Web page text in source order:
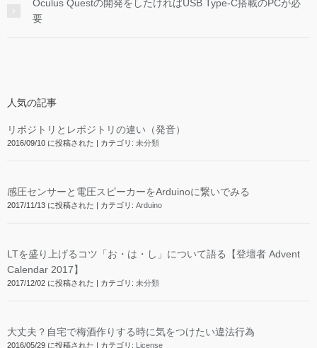
Oculus Questの開発をしたければUSB Type-C搭載のPCが必
要
人気の記事
リポジトリとレポジトリの違い（発音）
2016/09/10 に投稿された カテゴリ: 未分類
感圧センサーと電圧スピーカーをArduinoに繋いでみる
2017/11/13 に投稿された カテゴリ: Arduino
LTを盛り上げるコツ「お・は・し」について語る【登壇者 Advent
Calendar 2017】
2017/12/02 に投稿された カテゴリ: 未分類
大丈夫？自宅で梅酒作りする時に気をつけたい違法行為
2016/05/29 に投稿された カテゴリ: License